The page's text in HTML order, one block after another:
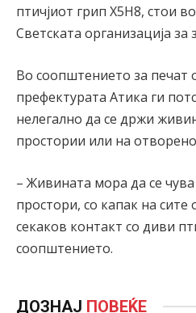
птичјиот грип Х5Н8, стои
Светската организација
Во соопштението за печат
префектурата Атика ги
нелегално да се држи
простории или на
– Живината мора да се
простори, со капак на сите
секаков контакт со диви
соопштението.
ДОЗНАЈ ПОВЕЌЕ